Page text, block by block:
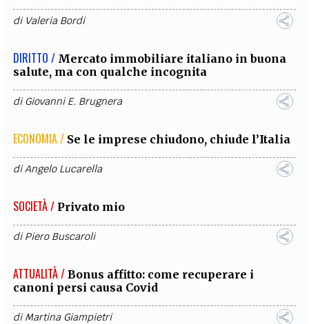
di Valeria Bordi
DIRITTO / Mercato immobiliare italiano in buona
salute, ma con qualche incognita
diGiovanni E. Brugnera
ECONOMIA / Se le imprese chiudono, chiude l’Italia
diAngelo Lucarella
SOCIETÀ / Privato mio
diPiero Buscaroli
ATTUALITÀ / Bonus affitto: come recuperare i
canoni persi causa Covid
diMartina Giampietri